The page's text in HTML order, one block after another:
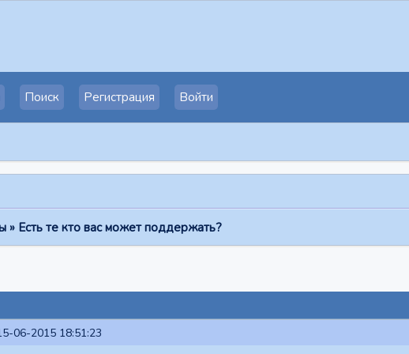
Поиск Регистрация Войти
» Есть те кто вас может поддержать?
06-2015 18:51:23